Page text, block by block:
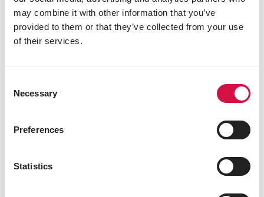
may combine it with other information that you’ve
provided to them or that they’ve collected from your use
of their services.
Selection
Necessary
Preferences
Statistics
Damit sie ganz sie selbst sein
können.
Das Geheimnis eines glücklichen Hundes oder
Opti Life unterstützt die wahre Natur Ihres
Vierbeiners mit reinen Zutaten und
beginnt im Napf.